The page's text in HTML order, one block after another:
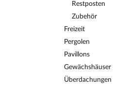
Restposten
Zubehör
Freizeit
Pergolen
Pavillons
Überdachungen